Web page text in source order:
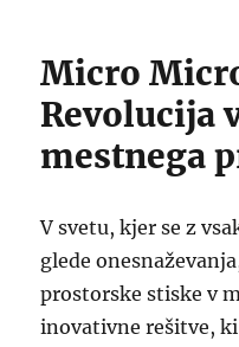
Micro
Revolucija
mestnega
V svetu, kjer se z
glede
prostorske stiske v
inovativne rešitve,